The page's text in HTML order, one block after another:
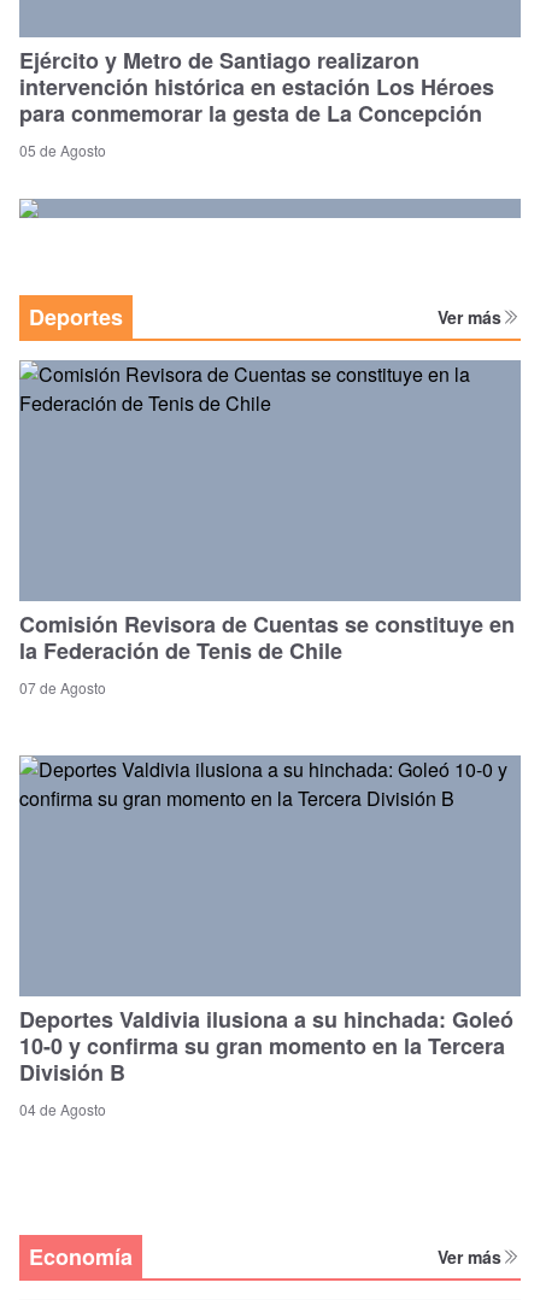
Ejército y Metro de Santiago realizaron
intervención histórica en estación Los Héroes
para conmemorar la gesta de La Concepción
05 de Agosto
Deportes Ver más
Comisión Revisora de Cuentas se constituye en
la Federación de Tenis de Chile
07 de Agosto
Deportes Valdivia ilusiona a su hinchada: Goleó
10-0 y confirma su gran momento en la Tercera
División B
04 de Agosto
Economía Ver más